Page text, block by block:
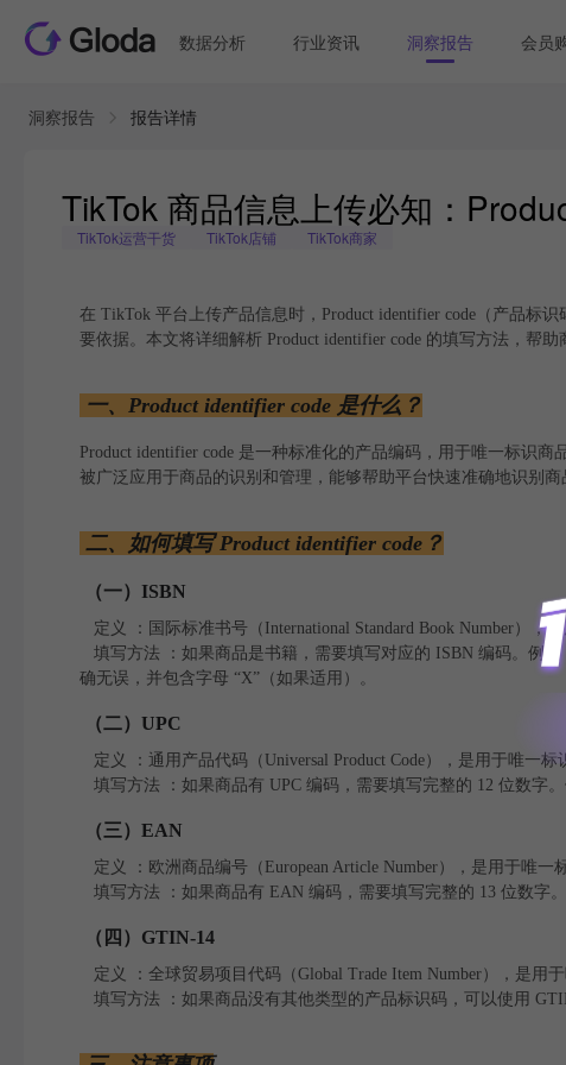
数据分析 行业资讯 洞察报告 会员
洞察报告 报告详情
TikTok 商品信息上传必知：
TikTok运营干货 TikTok店铺 TikTok商家
在 TikTok 平台上传产品信息时，Product identifier code（产品标
要依据。本文将详细解析 Product identifier code 的填写方法，帮助
一、Product identifier code 是什么？
Product identifier code 是一种标准化的产品编码，用于唯一标识
被广泛应用于商品的识别和管理，能够帮助平台快速准确地识别商
二、如何填写 Product identifier code？
（一）ISBN
定义 ：国际标准书号（International Standard Book Number），
填写方法 ：如果商品是书籍，需要填写对应的 ISBN 编码。例如
确无误，并包含字母 “X”（如果适用）。
（二）UPC
定义 ：通用产品代码（Universal Product Code），是用于唯一
填写方法 ：如果商品有 UPC 编码，需要填写完整的 12 位数字
（三）EAN
定义 ：欧洲商品编号（European Article Number），是用于唯
填写方法 ：如果商品有 EAN 编码，需要填写完整的 13 位数字
（四）GTIN-14
定义 ：全球贸易项目代码（Global Trade Item Number），是用
填写方法 ：如果商品没有其他类型的产品标识码，可以使用